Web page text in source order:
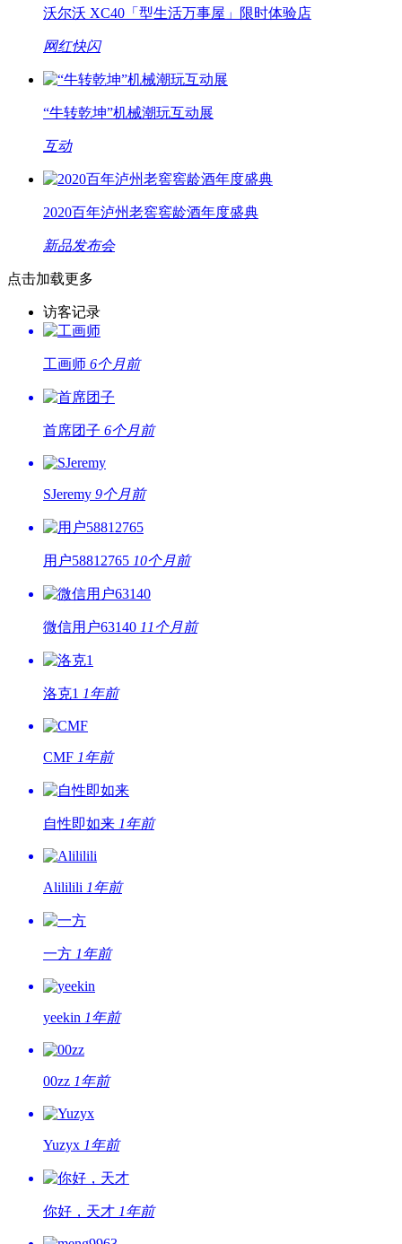
沃尔沃 XC40「型生活万事屋」限时体验店
网红快闪
“牛转乾坤”机械潮玩互动展
互动
2020百年泸州老窖窖龄酒年度盛典
新品发布会
点击加载更多
访客记录
工画师 6个月前
首席团子 6个月前
SJeremy 9个月前
用户58812765 10个月前
微信用户63140 11个月前
洛克1 1年前
CMF 1年前
自性即如来 1年前
Alililili 1年前
一方 1年前
yeekin 1年前
00zz 1年前
Yuzyx 1年前
你好，天才 1年前